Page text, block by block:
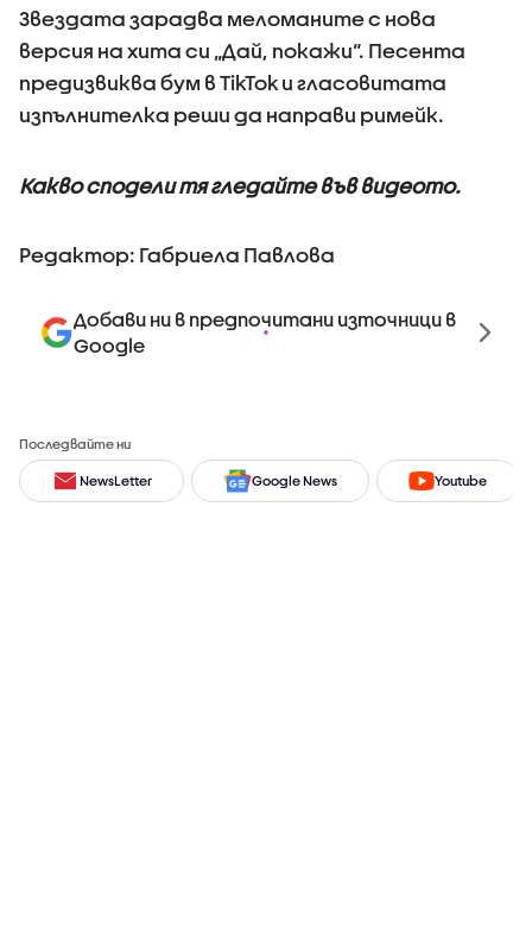
Звездата зарадва меломаните с нова
версия на хита си „Дай, покажи“. Песента
предизвиква бум в TikTok и гласовитата
изпълнителка реши да направи римейк.
Какво сподели тя гледайте във видеото.
Редактор: Габриела Павлова
Добави ни в предпочитани източници в
Google
Последвайте ни
NewsLetter Google News Youtube